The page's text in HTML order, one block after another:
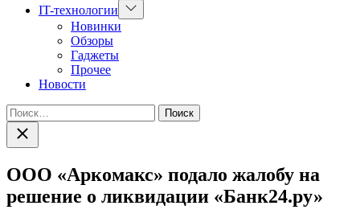
IT-технологии
Показать
подменю
Новинки
Обзоры
Гаджеты
Прочее
Новости
Найти:
Закрыть
поиск
ООО «Аркомакс» подало жалобу на
решение о ликвидации «Банк24.ру»